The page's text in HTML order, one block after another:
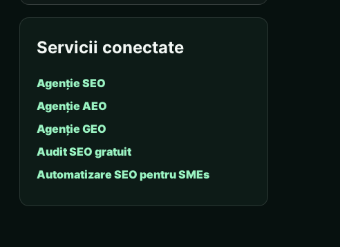
Servicii conectate
Agenție SEO
Agenție AEO
Agenție GEO
Audit SEO gratuit
Automatizare SEO pentru SMEs